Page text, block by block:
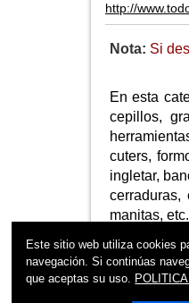
http://
Nota: Si
En esta
cepillos,
cuters,
ingletar,
cerraduras,
manitas, etc.
Este sitio web utiliza cookies
navegación. Si continúas
que aceptas su uso.